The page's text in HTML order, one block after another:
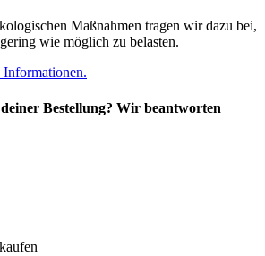
Maßnahmen tragen wir dazu bei,
wie möglich zu belasten.
Bestellung? Wir beantworten